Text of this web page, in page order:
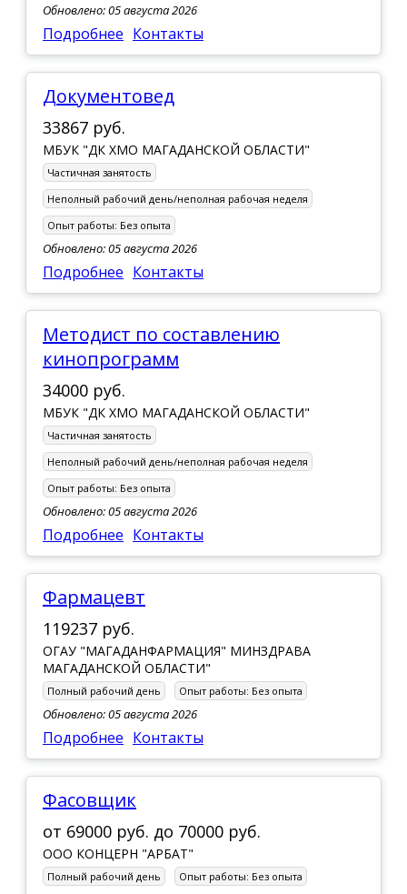
Обновлено: 05 августа 2026
Подробнее Контакты
Документовед
33867 руб.
МБУК "ДК ХМО МАГАДАНСКОЙ ОБЛАСТИ"
Частичная занятость
Неполный рабочий день/неполная рабочая неделя
Опыт работы: Без опыта
Обновлено: 05 августа 2026
Подробнее Контакты
методист по составлению
кинопрограмм
34000 руб.
МБУК "ДК ХМО МАГАДАНСКОЙ ОБЛАСТИ"
Частичная занятость
Неполный рабочий день/неполная рабочая неделя
Опыт работы: Без опыта
Обновлено: 05 августа 2026
Подробнее Контакты
Фармацевт
119237 руб.
ОГАУ "МАГАДАНФАРМАЦИЯ" МИНЗДРАВА
МАГАДАНСКОЙ ОБЛАСТИ"
Полный рабочий день Опыт работы: Без опыта
Обновлено: 05 августа 2026
Подробнее Контакты
Фасовщик
от 69000 руб. до 70000 руб.
ООО КОНЦЕРН "АРБАТ"
Полный рабочий день Опыт работы: Без опыта